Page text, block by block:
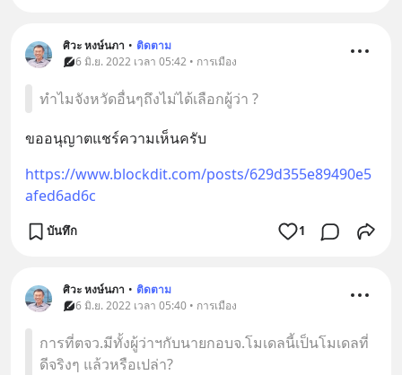
ศิวะ หงษ์นภา • ติดตาม
6 มิ.ย. 2022 เวลา 05:42 • การเมือง
ทำไมจังหวัดอื่นๆถึงไม่ได้เลือกผู้ว่า ?
ขออนุญาตแชร์ความเห็นครับ
https://www.blockdit.com/posts/629d355e89490e5
afed6ad6c
บันทึก 1
ศิวะ หงษ์นภา • ติดตาม
6 มิ.ย. 2022 เวลา 05:40 • การเมือง
การที่ตจว.มีทั้งผู้ว่าฯกับนายกอบจ.โมเดลนี้เป็นโมเดลที่
ดีจริงๆ แล้วหรือเปล่า?